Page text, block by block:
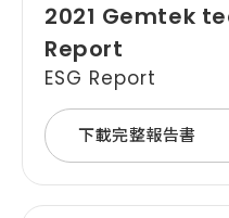
2021 Gemtek
Report
ESG Report
下載完整報告書